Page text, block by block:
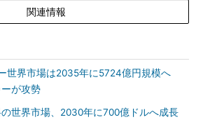
関連情報
世界市場は2035年に5724億円規模へ
が攻勢
世界市場、2030年に700億ドルへ成長